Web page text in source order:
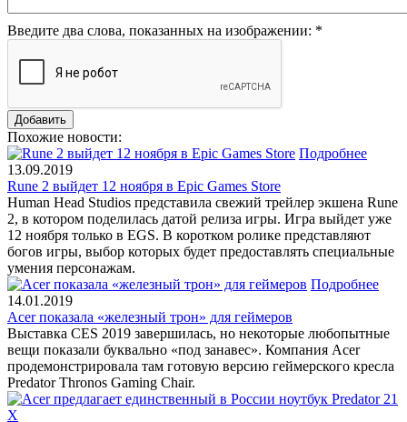
Введите два слова, показанных на изображении: *
Похожие новости:
Подробнее
13.09.2019
Rune 2 выйдет 12 ноября в Epic Games Store
Human Head Studios представила свежий трейлер экшена Rune
2, в котором поделилась датой релиза игры. Игра выйдет уже
12 ноября только в EGS. В коротком ролике представляют
богов игры, выбор которых будет предоставлять специальные
умения персонажам.
Подробнее
14.01.2019
Acer показала «железный трон» для геймеров
Выставка CES 2019 завершилась, но некоторые любопытные
вещи показали буквально «под занавес». Компания Acer
продемонстрировала там готовую версию геймерского кресла
Predator Thronos Gaming Chair.